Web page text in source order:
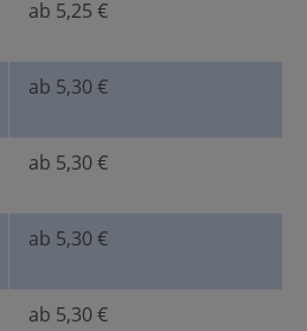
ab 5,25 €
ab 5,30 €
ab 5,30 €
ab 5,30 €
ab 5,30 €